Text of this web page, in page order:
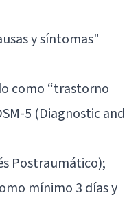
y síntomas"
como “trastorno
5 (Diagnostic and
Postraumático);
mínimo 3 días y